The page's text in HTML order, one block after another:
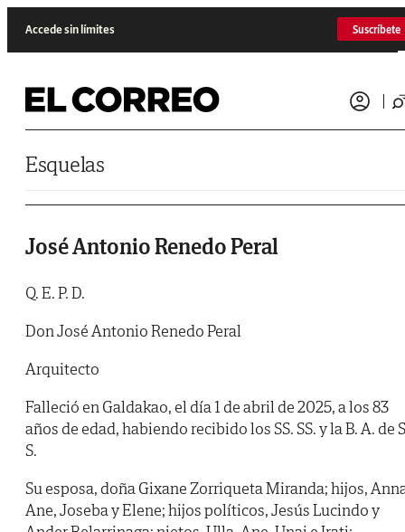
Accede sin límites Suscríbete
Esquelas
José Antonio Renedo Peral
Q. E. P. D.
Don José Antonio Renedo Peral
Arquitecto
Falleció en Galdakao, el día 1 de abril de 2025, a los 83
años de edad, habiendo recibido los SS. SS. y la B. A. de
S.
Su esposa, doña Gixane Zorriqueta Miranda; hijos,
Ane, Joseba y Elene; hijos políticos, Jesús Lucindo y